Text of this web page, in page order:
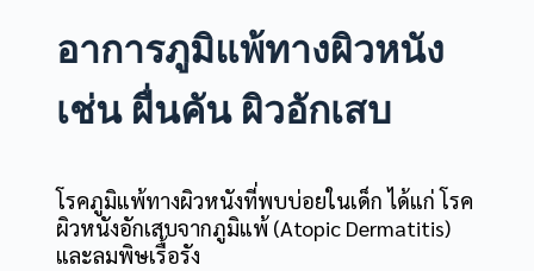
อาการภูมิแพ้ทางผิวหนัง
เช่น ผื่นคัน ผิวอักเสบ
โรคภูมิแพ้ทางผิวหนังที่พบบ่อยในเด็ก ได้แก่ โรค
ผิวหนังอักเสบจากภูมิแพ้ (Atopic Dermatitis)
และลมพิษเรื้อรัง